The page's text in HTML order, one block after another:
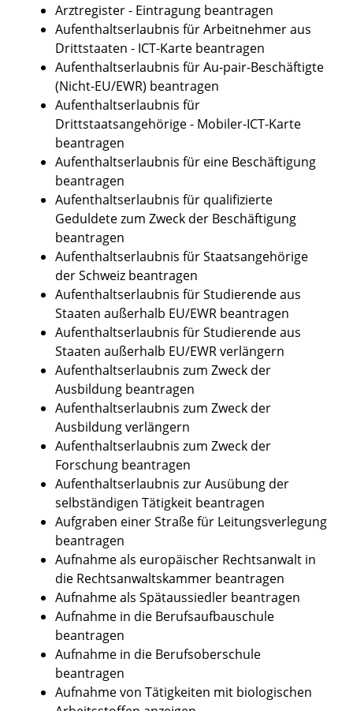
Arztregister - Eintragung beantragen
Aufenthaltserlaubnis für Arbeitnehmer aus
Drittstaaten - ICT-Karte beantragen
Aufenthaltserlaubnis für Au-pair-Beschäftigte
(Nicht-EU/EWR) beantragen
Aufenthaltserlaubnis für
Drittstaatsangehörige - Mobiler-ICT-Karte
beantragen
Aufenthaltserlaubnis für eine Beschäftigung
beantragen
Aufenthaltserlaubnis für qualifizierte
Geduldete zum Zweck der Beschäftigung
beantragen
Aufenthaltserlaubnis für Staatsangehörige
der Schweiz beantragen
Aufenthaltserlaubnis für Studierende aus
Staaten außerhalb EU/EWR beantragen
Aufenthaltserlaubnis für Studierende aus
Staaten außerhalb EU/EWR verlängern
Aufenthaltserlaubnis zum Zweck der
Ausbildung beantragen
Aufenthaltserlaubnis zum Zweck der
Ausbildung verlängern
Aufenthaltserlaubnis zum Zweck der
Forschung beantragen
Aufenthaltserlaubnis zur Ausübung der
selbständigen Tätigkeit beantragen
Aufgraben einer Straße für Leitungsverlegung
beantragen
Aufnahme als europäischer Rechtsanwalt in
die Rechtsanwaltskammer beantragen
Aufnahme als Spätaussiedler beantragen
Aufnahme in die Berufsaufbauschule
beantragen
Aufnahme in die Berufsoberschule
beantragen
Aufnahme von Tätigkeiten mit biologischen